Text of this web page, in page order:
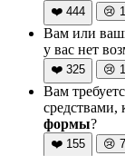
❤️ 444 😢
Вам или
у вас нет
❤️ 325 😢
Вам
средствами,
формы?
❤️ 155 😢